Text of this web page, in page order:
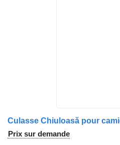
Prix sur demande